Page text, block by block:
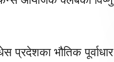
प्रदेशका भौतिक पूर्वाधार